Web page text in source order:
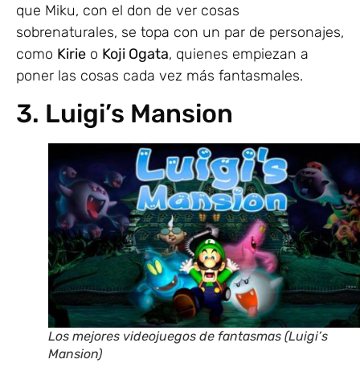
que Miku, con el don de ver cosas
sobrenaturales, se topa con un par de personajes,
como Kirie o Koji Ogata, quienes empiezan a
poner las cosas cada vez más fantasmales.
3. Luigi’s Mansion
Los mejores videojuegos de fantasmas (Luigi’s
Mansion)